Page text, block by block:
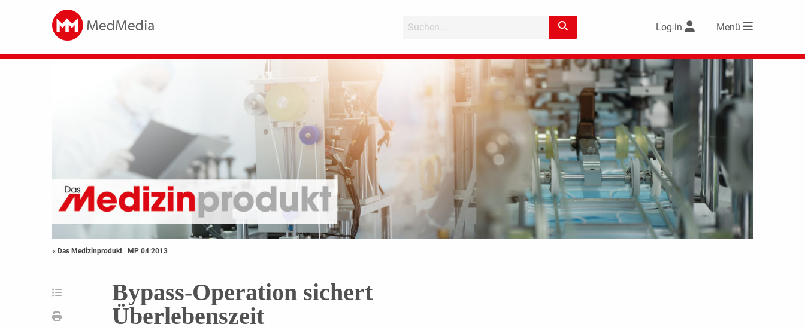
Log-in Menü
« Das Medizinprodukt | MP 04|2013
Bypass-Operation sichert
Überlebenszeit